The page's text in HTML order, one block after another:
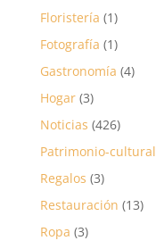
Floristería (1)
Fotografía (1)
Gastronomía (4)
Hogar(3)
Noticias (426)
Patrimonio-cultural
Regalos (3)
Restauración (13)
Ropa (3)